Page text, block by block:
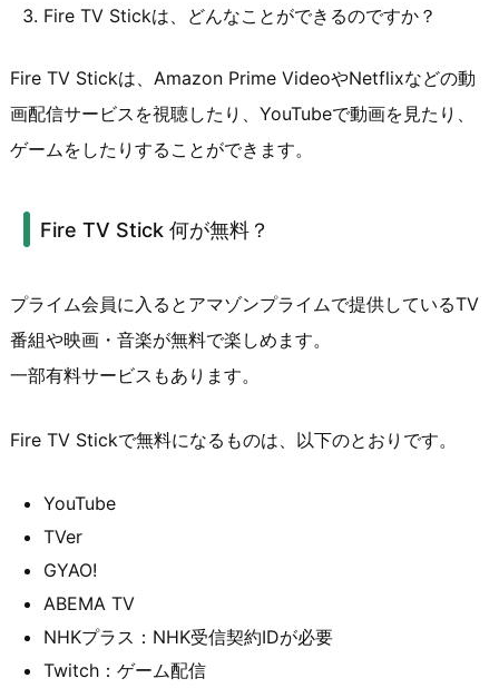
Fire TV Stickは、どんなことができるのですか？
Fire TV Stickは、Amazon Prime VideoやNetflixなどの動
画配信サービスを視聴したり、YouTubeで動画を見たり、
ゲームをしたりすることができます。
Fire TV Stick 何が無料？
プライム会員に入るとアマゾンプライムで提供しているTV
番組や映画・音楽が無料で楽しめます。
一部有料サービスもあります。
Fire TV Stickで無料になるものは、以下のとおりです。
YouTube
TVer
GYAO!
ABEMA TV
NHKプラス：NHK受信契約IDが必要
Twitch：ゲーム配信